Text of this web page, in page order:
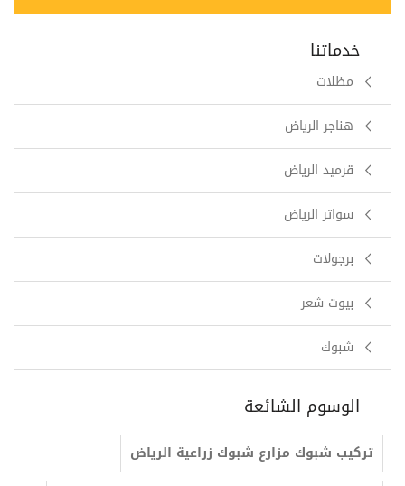
خدماتنا
مظلات
هناجر الرياض
قرميد الرياض
سواتر الرياض
برجولات
بيوت شعر
شبوك
الوسوم الشائعة
تركيب شبوك مزارع شبوك زراعية الرياض